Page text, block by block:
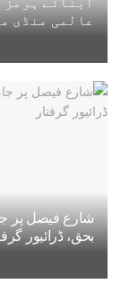
عالمی منڈی
شارع فیصل پر
بحق، ڈرائیور